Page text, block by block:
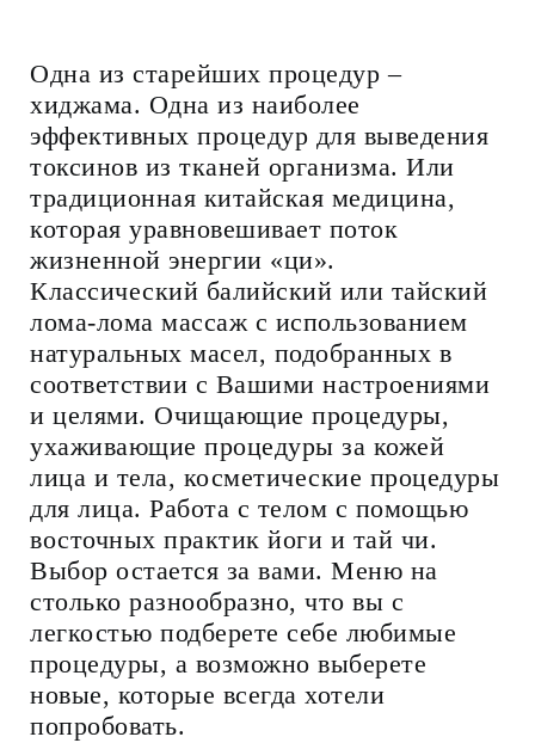
Одна из старейших процедур –
хиджама. Одна из наиболее
эффективных процедур для выведения
токсинов из тканей организма. Или
традиционная китайская медицина,
которая уравновешивает поток
жизненной энергии «ци».
Классический балийский или тайский
лома-лома массаж с использованием
натуральных масел, подобранных в
соответствии с Вашими настроениями
и целями. Очищающие процедуры,
ухаживающие процедуры за кожей
лица и тела, косметические процедуры
для лица. Работа с телом с помощью
восточных практик йоги и тай чи.
Выбор остается за вами. Меню на
столько разнообразно, что вы с
легкостью подберете себе любимые
процедуры, а возможно выберете
новые, которые всегда хотели
попробовать.